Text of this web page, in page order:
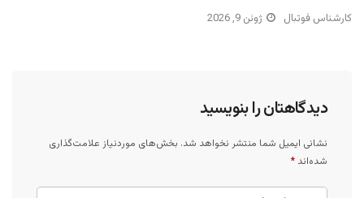
کارشناس فوتبال ژوئن 9, 2026
دیدگاهتان را بنویسید
نشانی ایمیل شما منتشر نخواهد شد. بخش‌های موردنیاز علامت‌گذاری
شده‌اند *